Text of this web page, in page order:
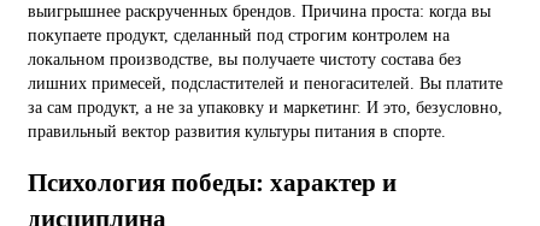
выигрышнее раскрученных брендов. Причина проста: когда вы
покупаете продукт, сделанный под строгим контролем на
локальном производстве, вы получаете чистоту состава без
лишних примесей, подсластителей и пеногасителей. Вы платите
за сам продукт, а не за упаковку и маркетинг. И это, безусловно,
правильный вектор развития культуры питания в спорте.
Психология победы: характер и
дисциплина